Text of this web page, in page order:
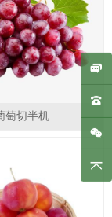
萄切半机
利号：
2 1427894.4
1 0711940.1
，仿冒必究！